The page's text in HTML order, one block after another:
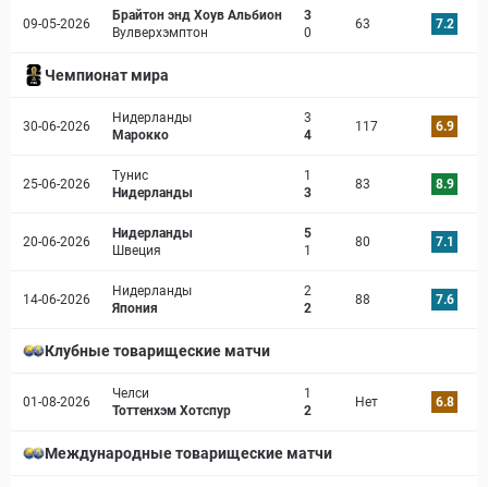
09-05-2026
Брайтон энд Хоув Альбион
Вулверхэмптон
3
0
63 7.2
Чемпионат мира
30-06-2026
Нидерланды
Марокко
3
4
117 6.9
25-06-2026
Тунис
Нидерланды
1
3
83 8.9
20-06-2026
Нидерланды
Швеция
5
1
80 7.1
14-06-2026
Нидерланды
Япония
2
2
88 7.6
Клубные товарищеские матчи
01-08-2026
Челси
Тоттенхэм Хотспур
1
2
Нет 6.8
Международные товарищеские матчи